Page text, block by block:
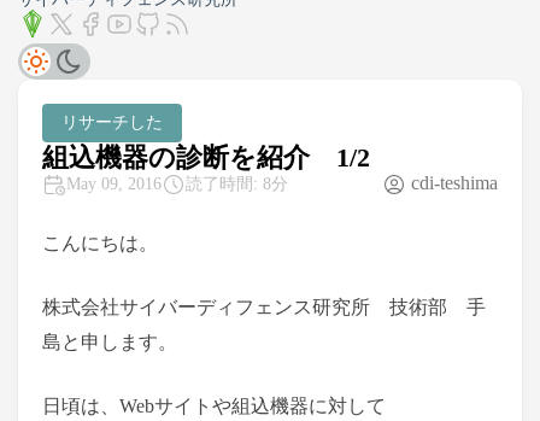
リサーチした
組込機器の診断を紹介 1/2
May 09, 2016 読了時間: 8分 cdi-teshima
こんにちは。
株式会社サイバーディフェンス研究所 技術部 手
島と申します。
日頃は、Webサイトや組込機器に対して